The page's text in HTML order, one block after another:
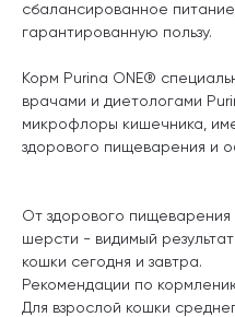
сбалансированное
гарантированную пользу.
Корм Purina ONE®
врачами и диетологами
микрофлоры кишечника,
здорового пищеварения и
От здорового
шерсти - видимый
кошки сегодня и завтра.
Рекомендации по
Для взрослой кошки